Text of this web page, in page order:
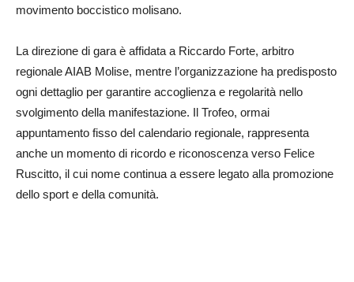
movimento boccistico molisano.
La direzione di gara è affidata a Riccardo Forte, arbitro
regionale AIAB Molise, mentre l’organizzazione ha predisposto
ogni dettaglio per garantire accoglienza e regolarità nello
svolgimento della manifestazione. Il Trofeo, ormai
appuntamento fisso del calendario regionale, rappresenta
anche un momento di ricordo e riconoscenza verso Felice
Ruscitto, il cui nome continua a essere legato alla promozione
dello sport e della comunità.